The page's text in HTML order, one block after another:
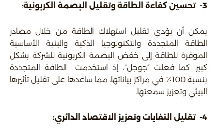
3- تحسين كفاءة الطاقة وتقليل البصمة الكربونية :
يمكن أن يؤدي تقليل استهلاك الطاقة من خلال مصادر
الطاقة المتجددة والتكنولوجيا الذكية والبنية الأساسية
الموفرة للطاقة إلى خفض البصمة الكربونية للشركة بشكل
كبير. كما فعلت “جوجل”، إذ استخدمت الطاقة المتجددة
بنسبة 100٪ في مراكز بياناتها، مما ساعدها على تقليل تأثيرها
البيئي وتعزيز سمعتها.
4- تقليل النفايات وتعزيز الاقتصاد الدائري: